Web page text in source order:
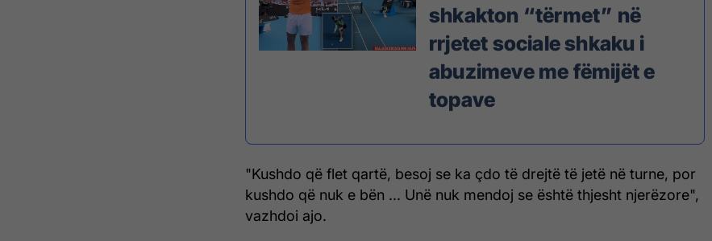
shkakton “tërmet” në
rrjetet sociale shkaku i
abuzimeve me fëmijët e
topave
"Kushdo që flet qartë, besoj se ka çdo të drejtë të jetë në turne, por
kushdo që nuk e bën ... Unë nuk mendoj se është thjesht njerëzore",
vazhdoi ajo.